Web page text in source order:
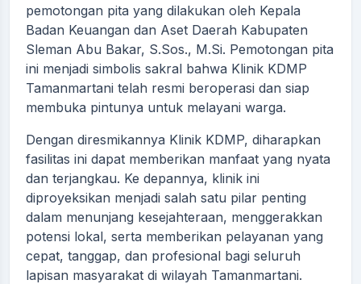
pemotongan pita yang dilakukan oleh Kepala
Badan Keuangan dan Aset Daerah Kabupaten
Sleman Abu Bakar, S.Sos., M.Si. Pemotongan pita
ini menjadi simbolis sakral bahwa Klinik KDMP
Tamanmartani telah resmi beroperasi dan siap
membuka pintunya untuk melayani warga.
Dengan diresmikannya Klinik KDMP, diharapkan
fasilitas ini dapat memberikan manfaat yang nyata
dan terjangkau. Ke depannya, klinik ini
diproyeksikan menjadi salah satu pilar penting
dalam menunjang kesejahteraan, menggerakkan
potensi lokal, serta memberikan pelayanan yang
cepat, tanggap, dan profesional bagi seluruh
lapisan masyarakat di wilayah Tamanmartani.